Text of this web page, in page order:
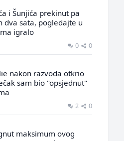
i Šunjića prekinut pa
dva sata, pogledajte u
igralo
0 0
nakon razvoda otkrio
sam bio "opsjednut"
2 0
maksimum ovog